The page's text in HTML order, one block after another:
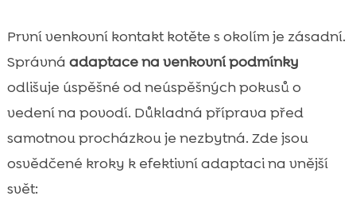
První venkovní kontakt kotěte s okolím je zásadní.
Správná adaptace na venkovní podmínky
odlišuje úspěšné od neúspěšných pokusů o
vedení na povodí. Důkladná příprava před
samotnou procházkou je nezbytná. Zde jsou
osvědčené kroky k efektivní adaptaci na vnější
svět: